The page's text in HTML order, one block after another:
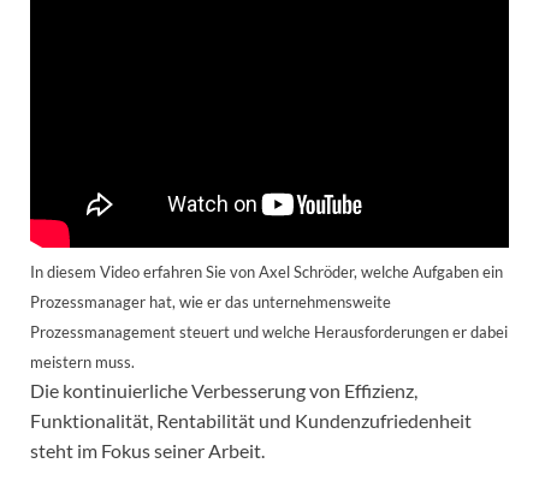
In diesem Video erfahren Sie von Axel Schröder, welche Aufgaben ein
Prozessmanager hat, wie er das unternehmensweite
Prozessmanagement steuert und welche Herausforderungen er dabei
meistern muss.
Die kontinuierliche Verbesserung von Effizienz,
Funktionalität, Rentabilität und Kundenzufriedenheit
steht im Fokus seiner Arbeit.